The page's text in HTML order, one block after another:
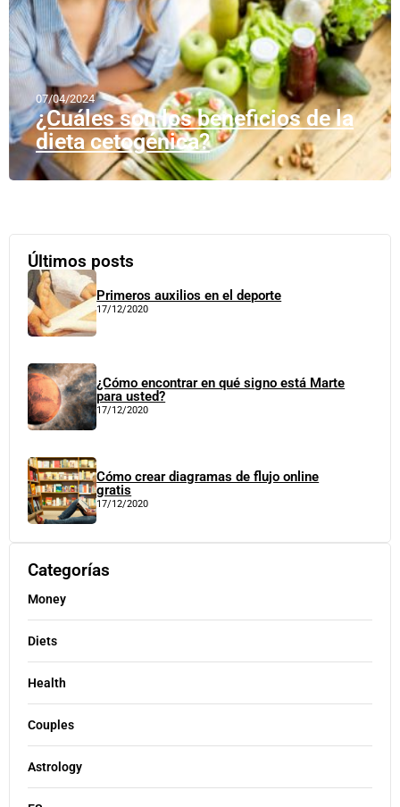
07/04/2024
¿Cuáles son los beneficios de la
dieta cetogénica?
Últimos posts
Primeros auxilios en el deporte
17/12/2020
¿Cómo encontrar en qué signo está Marte
para usted?
17/12/2020
Cómo crear diagramas de flujo online
gratis
17/12/2020
Categorías
Money
Diets
Health
Couples
Astrology